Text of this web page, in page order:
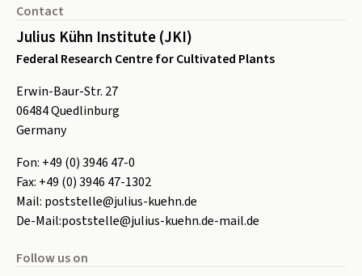
Contact
Julius Kühn Institute (JKI)
Federal Research Centre for Cultivated Plants
Erwin-Baur-Str. 27
06484Quedlinburg
Germany
Fon: +49 (0) 3946 47-0
Fax: +49 (0) 3946 47-1302
Mail: poststelle@julius-kuehn.de
De-Mail:poststelle@julius-kuehn.de-mail.de
Follow us on